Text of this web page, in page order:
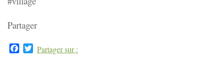
Partager
Facebook
Twitter
Partager sur :